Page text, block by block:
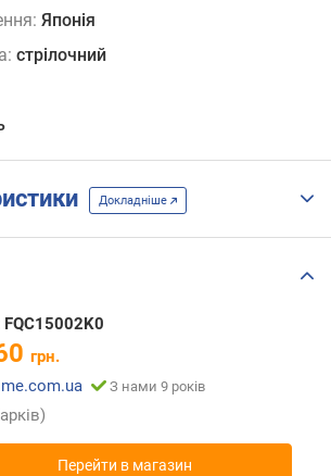
Японія
стрілочний
Докладніше
FQC15002K0
грн.
З нами 9 років
Перейти в магазин